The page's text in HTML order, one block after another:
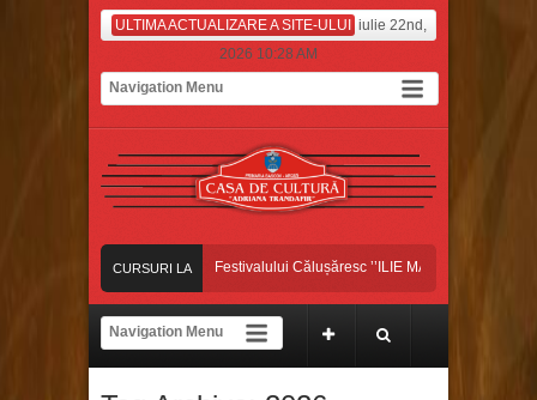
ULTIMA ACTUALIZARE A SITE-ULUI
iulie 22nd,
2026 10:28 AM
CURSURI LA
ZI
bascoveni, pe scena Festivalului Călușăresc ’’ILIE MARTIN’’, din